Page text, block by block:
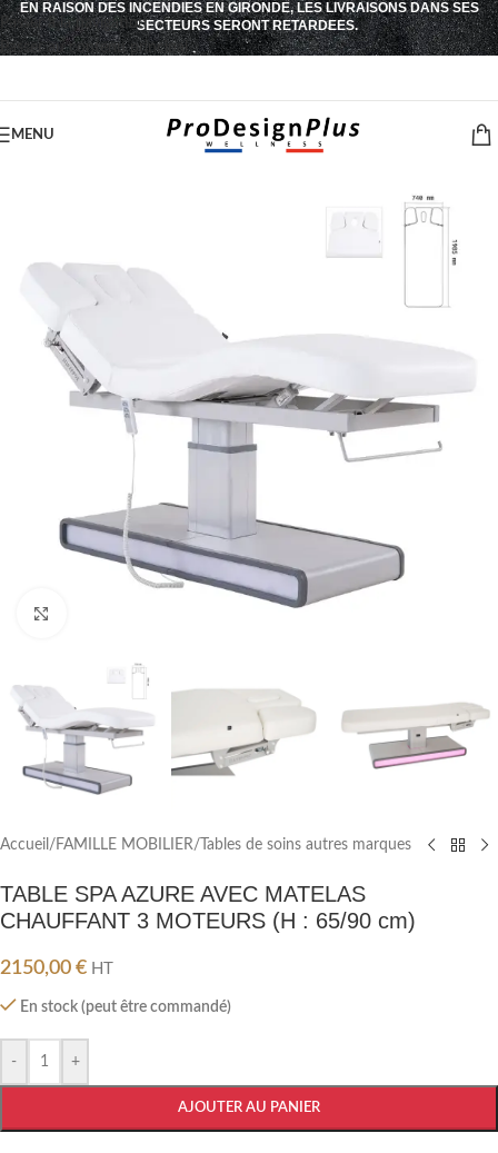
Passer à la navigation
Passer au contenu principal
EN RAISON DES INCENDIES EN GIRONDE, LES LIVRAISONS DANS SES
SECTEURS SERONT RETARDEES.
MENU
Accueil / FAMILLE MOBILIER/ Tables de soins autres marques
TABLE SPA AZURE AVEC MATELAS
CHAUFFANT 3 MOTEURS (H : 65/90 cm)
2150,00 € HT
En stock (peut être commandé)
- +
AJOUTER AU PANIER